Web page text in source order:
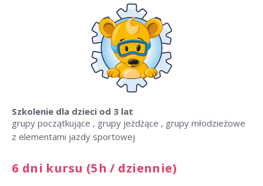
Szkolenie dla dzieci od 3 lat
grupy początkujące , grupy jeżdżące , grupy młodzieżowe
z elementami jazdy sportowej
6 dni kursu (5h / dziennie)